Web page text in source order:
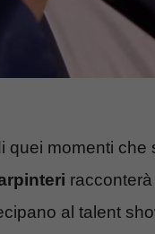
quei momenti che
al talent